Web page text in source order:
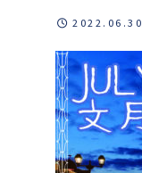
2022.06.30